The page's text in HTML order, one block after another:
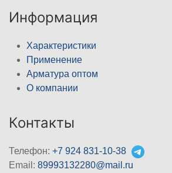
Информация
Характеристики
Применение
Арматура оптом
О компании
Контакты
Телефон: +7 924 831-10-38
Email: 89993132280@mail.ru